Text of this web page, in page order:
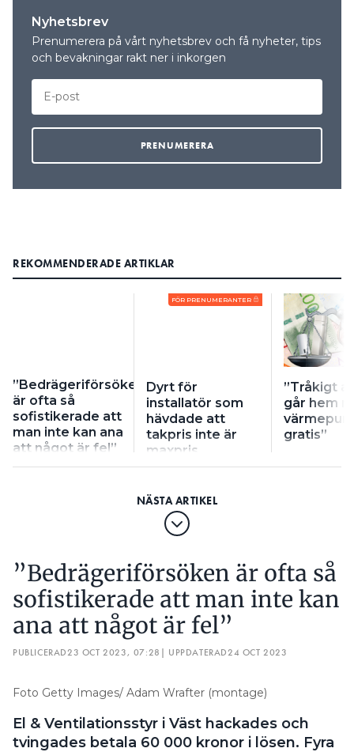
Nyhetsbrev
Prenumerera på vårt nyhetsbrev och få nyheter, tips
och bevakningar rakt ner i inkorgen
REKOMMENDERADE ARTIKLAR
”Bedrägeriförsöken
är ofta så
sofistikerade att
man inte kan ana
att något är fel”
FÖR PRENUMERANTER
Dyrt för
installatör som
hävdade att
takpris inte är
maxpris
”Tråkigt
går hem
gratis”
”Bedrägeriförsöken är ofta så
sofistikerade att man inte kan
ana att något är fel”
PUBLICERAD23 OCT 2023, 07:28 | UPPDATERAD24 OCT 2023
Foto Getty Images/ Adam Wrafter (montage)
El & Ventilationsstyr i Väst hackades och
tvingades betala 60 000 kronor i lösen. Fyra